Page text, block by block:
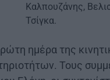
Καλπουζάνης,
Τσίγκα.
ημέρα της
Τους